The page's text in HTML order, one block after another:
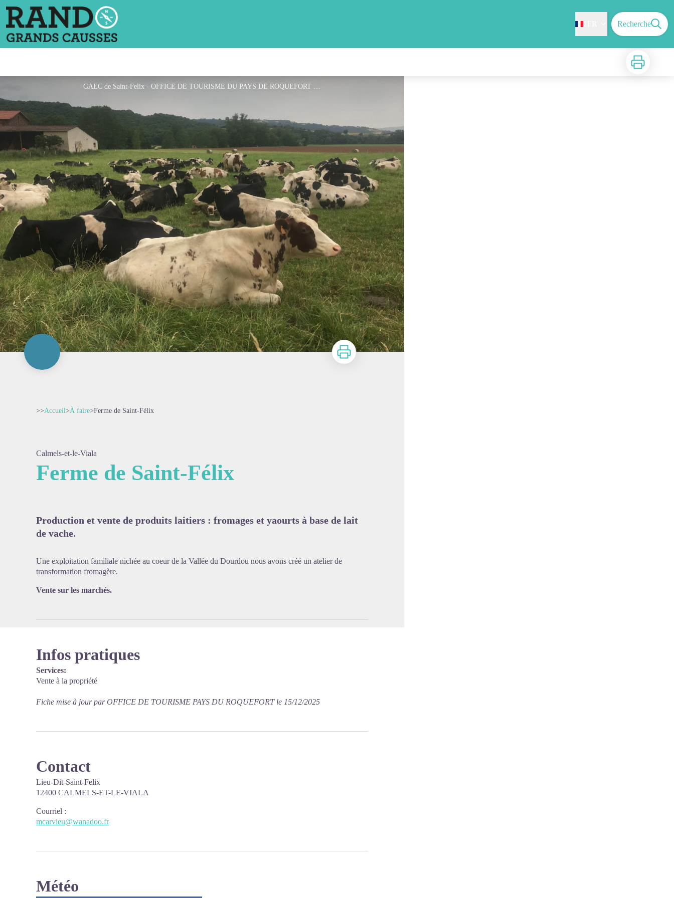
Recherche
Imprimer
GAEC de Saint-Felix - OFFICE DE TOURISME DU PAYS DE ROQUEFORT ET DU ST-AFFRICAIN
Imprimer
>>Accueil>À faire>Ferme de Saint-Félix
Calmels-et-le-Viala
Ferme de Saint-Félix
Production et vente de produits laitiers : fromages et yaourts à base de lait
de vache.
Une exploitation familiale nichée au coeur de la Vallée du Dourdou nous avons créé un atelier de
transformation fromagère.
Vente sur les marchés.
Infos pratiques
Services:
Vente à la propriété
Fiche mise à jour par OFFICE DE TOURISME PAYS DU ROQUEFORT le 15/12/2025
Contact
Lieu-Dit-Saint-Felix
12400 CALMELS-ET-LE-VIALA
Courriel :
mcarvieu@wanadoo.fr
Météo